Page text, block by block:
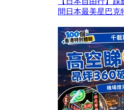
間日本最美星巴克